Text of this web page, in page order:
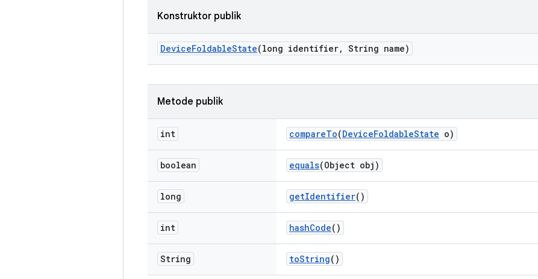
Konstruktor publik
DeviceFoldableState(long identifier, String name)
Metode publik
int compareTo(DeviceFoldableState o)
boolean equals(Object obj)
long getIdentifier()
int hashCode()
String toString()